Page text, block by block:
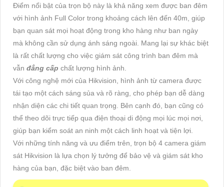
Điểm nổi bật của trọn bộ này là khả năng xem được ban đêm
với hình ảnh Full Color trong khoảng cách lên đến 40m, giúp
bạn quan sát mọi hoạt động trong kho hàng như ban ngày
mà không cần sử dụng ánh sáng ngoài. Mang lại sự khác biệt
là rất chất lượng cho việc giám sát công trình ban đêm mà
vẫn đẳng cấp chất lượng hình ảnh.
Với công nghệ mới của Hikvision, hình ảnh từ camera được
tái tạo một cách sáng sủa và rõ ràng, cho phép bạn dễ dàng
nhận diện các chi tiết quan trọng. Bên cạnh đó, bạn cũng có
thể theo dõi trực tiếp qua điện thoại di động mọi lúc mọi nơi,
giúp bạn kiểm soát an ninh một cách linh hoạt và tiện lợi.
Với những tính năng và ưu điểm trên, trọn bộ 4 camera giám
sát Hikvision là lựa chọn lý tưởng để bảo vệ và giám sát kho
hàng của bạn, đặc biệt vào ban đêm.